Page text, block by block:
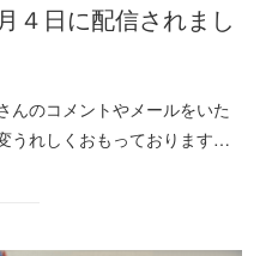
４日に配信されまし
んのコメントやメールをいた
うれしくおもっております…